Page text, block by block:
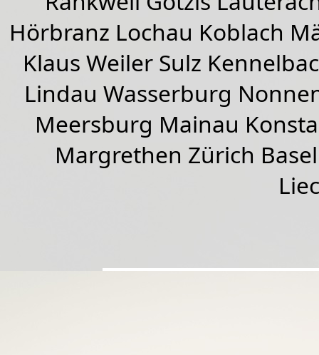
Hörbranz Lochau Koblach
Klaus Weiler Sulz
Lindau Wasserburg
Meersburg Mainau
Margrethen Zürich